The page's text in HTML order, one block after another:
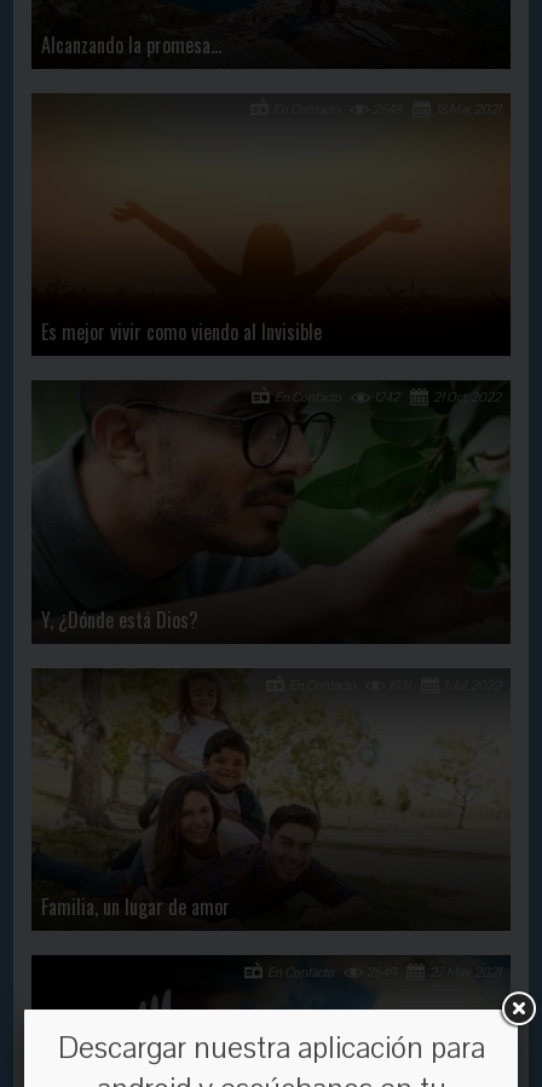
Alcanzando la promesa…
Es mejor vivir como viendo al Invisible
18 Mar, 2021
Y, ¿Dónde está Dios?
21 Oct, 2022
1242
En Contacto
Familia, un lugar de amor
27 May, 2021
En Contacto
Descargar nuestra aplicación para